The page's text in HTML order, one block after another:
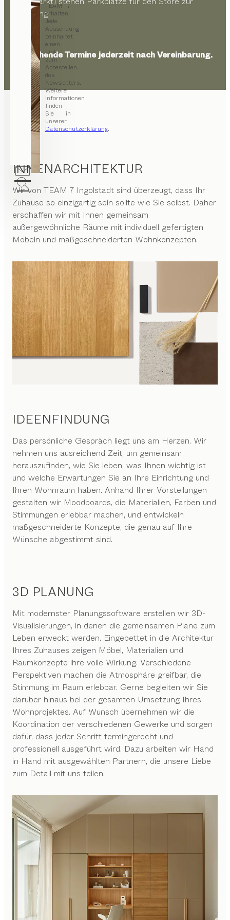
TEAM 7
erhalten.
Jede
Aussendung
beinhaltet
einen
Link
zum
Abbestellen
des
Newsletters.
Weitere
Informationen
finden
Sie in
unserer
Datenschutzerklärung.
Verfügung.
Abweichende Termine jederzeit nach Vereinbarung.
INNENARCHITEKTUR
Wir von TEAM 7 Ingolstadt sind überzeugt, dass Ihr
Zuhause so einzigartig sein sollte wie Sie selbst. Daher
erschaffen wir mit Ihnen gemeinsam
außergewöhnliche Räume mit individuell gefertigten
Möbeln und maßgeschneiderten Wohnkonzepten.
IDEENFINDUNG
Das persönliche Gespräch liegt uns am Herzen. Wir
nehmen uns ausreichend Zeit, um gemeinsam
herauszufinden, wie Sie leben, was Ihnen wichtig ist
und welche Erwartungen Sie an Ihre Einrichtung und
Ihren Wohnraum haben. Anhand Ihrer Vorstellungen
gestalten wir Moodboards, die Materialien, Farben und
Stimmungen erlebbar machen, und entwickeln
maßgeschneiderte Konzepte, die genau auf Ihre
Wünsche abgestimmt sind.
3D PLANUNG
Mit modernster Planungssoftware erstellen wir 3D-
Visualisierungen, in denen die gemeinsamen Pläne zum
Leben erweckt werden. Eingebettet in die Architektur
Ihres Zuhauses zeigen Möbel, Materialien und
Raumkonzepte ihre volle Wirkung. Verschiedene
Perspektiven machen die Atmosphäre greifbar, die
Stimmung im Raum erlebbar. Gerne begleiten wir Sie
darüber hinaus bei der gesamten Umsetzung Ihres
Wohnprojektes. Auf Wunsch übernehmen wir die
Koordination der verschiedenen Gewerke und sorgen
dafür, dass jeder Schritt termingerecht und
professionell ausgeführt wird. Dazu arbeiten wir Hand
in Hand mit ausgewählten Partnern, die unsere Liebe
zum Detail mit uns teilen.